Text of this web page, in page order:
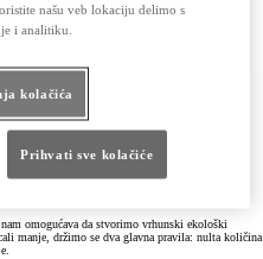
omogućava da stvorimo vrhunski ekološki
manje, držimo se dva glavna pravila: nulta količina
našu veb lokaciju delimo s
i analitiku.
kolačića
Prihvati sve kolačiće